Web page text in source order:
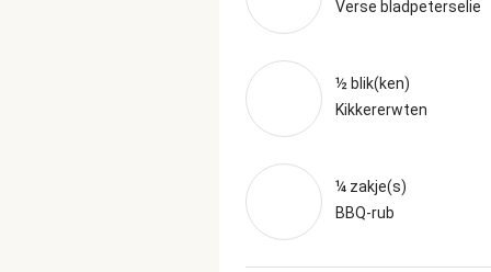
Verse bladpeterselie
½ blik(ken)
Kikkererwten
¼ zakje(s)
BBQ-rub